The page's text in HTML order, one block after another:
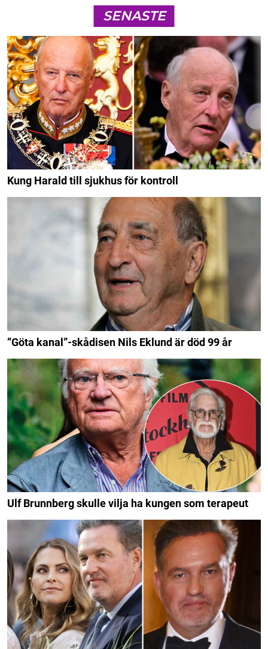
SENASTE
Kung Harald till sjukhus för kontroll
”Göta kanal”-skådisen Nils Eklund är död 99 år
Ulf Brunnberg skulle vilja ha kungen som terapeut